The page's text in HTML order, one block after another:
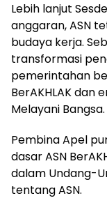
Lebih lanjut
anggaran, ASN
budaya kerja.
transformasi
pemerintahan
BerAKHLAK dan
Melayani Bangsa.
Pembina Apel
dasar ASN
dalam Undang-
tentang ASN.